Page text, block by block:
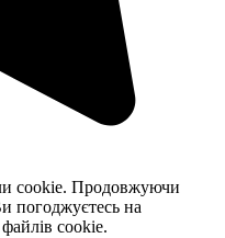
cookie. Продовжуючи
погоджуєтесь на
cookie.